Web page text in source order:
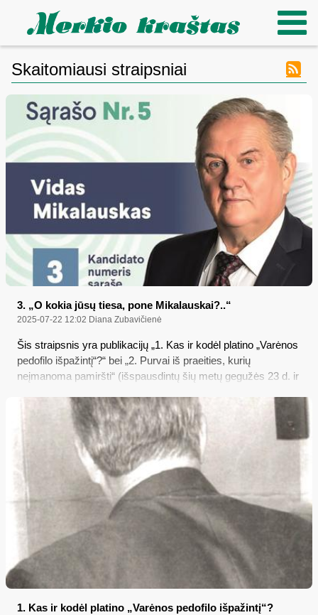
Skaitomiausi straipsniai
3. „O kokia jūsų tiesa, pone Mikalauskai?..“
2025-07-22 12:02 Diana Zubavičienė
Šis straipsnis yra publikacijų „1. Kas ir kodėl platino „Varėnos
pedofilo išpažintį“?“ bei „2. Purvai iš praeities, kurių
neįmanoma pamiršti“ (išspausdintų šių metų gegužės 23 d. ir
1. Kas ir kodėl platino „Varėnos pedofilo išpažintį“?